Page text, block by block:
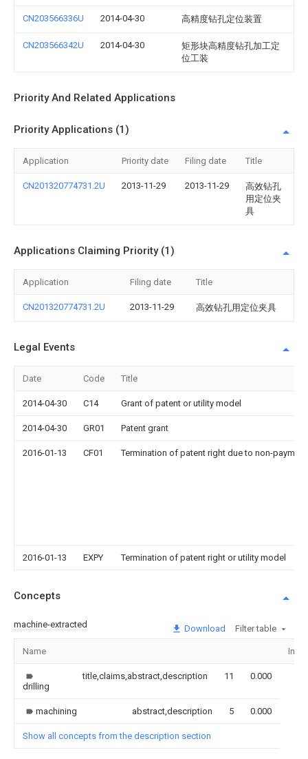
CN203566336U 2014-04-30 高精度钻孔定位装置
CN203566342U 2014-04-30
矩形块高精度钻孔加工定
位工装
Priority And Related Applications
Priority Applications (1)
Application Priority date Filing date Title
CN201320774731.2U 2013-11-29 2013-11-29
高效钻孔
用定位夹
具
Applications Claiming Priority (1)
Application Filing date Title
CN201320774731.2U 2013-11-29 高效钻孔用定位夹具
Legal Events
Date Code Title
2014-04-30 C14 Grant of patent or utility model
2014-04-30 GR01 Patent grant
2016-01-13 CF01 Termination of patent right due to non-
2016-01-13 EXPY Termination of patent right or utility model
Concepts
machine-extracted Download Filter table
Name
drilling
title,claims,abstract,description 11 0.000
machining abstract,description 5 0.000
Show all concepts from the description section